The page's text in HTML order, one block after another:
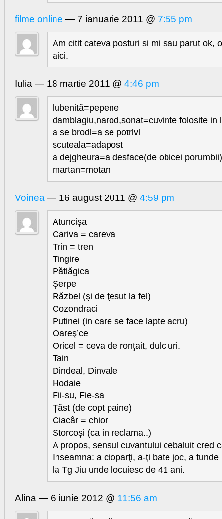
filme online — 7 ianuarie 2011 @ 7:55 pm
Am citit cateva posturi si mi sau parut ok,
aici.
Iulia — 18 martie 2011 @ 4:46 pm
lubenită=pepene
damblagiu,narod,sonat=cuvinte folosite in
a se brodi=a se potrivi
scuteala=adapost
a dejgheura=a desface(de obicei porumbii)
martan=motan
Voinea — 16 august 2011 @ 4:59 pm
Atuncişa
Cariva = careva
Trin = tren
Tingire
Pătlăgica
Şerpe
Răzbel (şi de ţesut la fel)
Cozondraci
Putinei (in care se face lapte acru)
Oareş’ce
Oricel = ceva de ronţait, dulciuri.
Tain
Dindeal, Dinvale
Hodaie
Fii-su, Fie-sa
Ţăst (de copt paine)
Ciacâr = chior
Storcoşi (ca in reclama..)
A propos, sensul cuvantului cebaluit cred
Inseamna: a cioparţi, a-ţi bate joc, a tunde
la Tg Jiu unde locuiesc de 41 ani.
Alina — 6 iunie 2012 @ 11:56 am